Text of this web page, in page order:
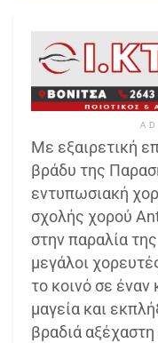
Με εξαιρετική
βράδυ της
εντυπωσιακή
σχολής χορού
στην παραλία
μεγάλοι
το κοινό σε έναν
μαγεία και
βραδιά